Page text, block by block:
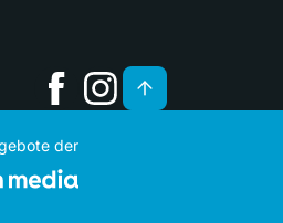
der